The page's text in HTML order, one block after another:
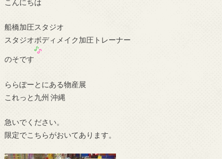
こんにちは
船橋加圧スタジオ
スタジオボディメイク加圧トレーナー
のそです
ららぽーとにある物産展
これっと九州 沖縄
急いでください。
限定でこちらがおいてあります。